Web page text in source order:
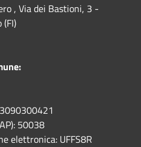
, Via dei Bastioni, 3 -
50038
elettronica: UFFS8R